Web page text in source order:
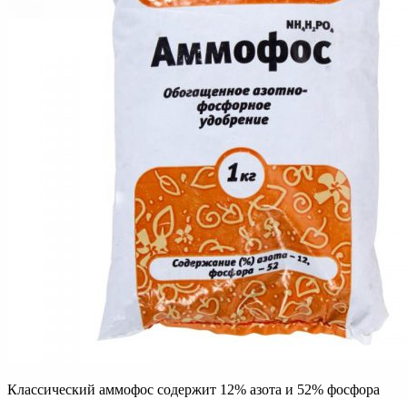
Классический аммофос содержит 12% азота и 52% фосфора